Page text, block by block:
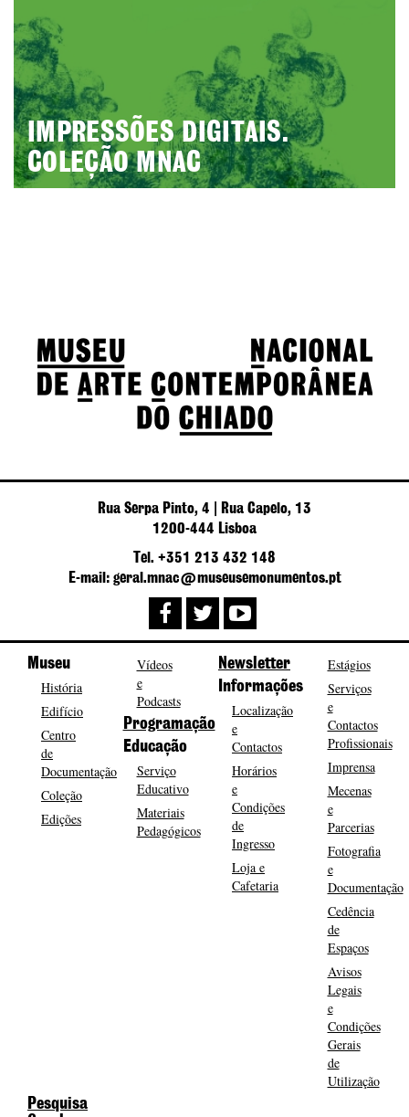
IMPRESSÕES DIGITAIS.
COLEÇÃO MNAC
Rua Serpa Pinto, 4 | Rua Capelo, 13
1200-444 Lisboa
Tel. +351 213 432 148
E-mail: geral.mnac@museusemonumentos.pt
Museu
História
Edifício
Centro
de
Documentação
Coleção
Edições
Vídeos
e
Podcasts
Programação
Educação
Serviço
Educativo
Materiais
Pedagógicos
Newsletter
Informações
Localização
e
Contactos
Horários
e
Condições
de
Ingresso
Loja e
Cafetaria
Estágios
Serviços
e
Contactos
Profissionais
Imprensa
Mecenas
e
Parcerias
Fotografia
e
Documentação
Cedência
de
Espaços
Avisos
Legais
e
Condições
Gerais
de
Utilização
Pesquisa